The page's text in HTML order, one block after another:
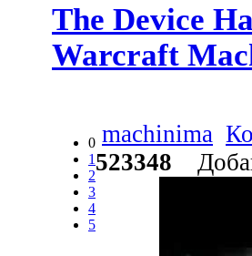
The Device
Warcraft
0
1
2
3
4
5
machinima
523348